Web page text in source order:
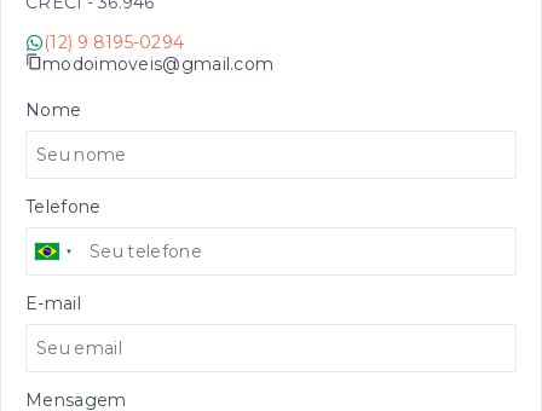
(12) 9 8195-0294
modoimoveis@gmail.com
Nome
Telefone
E-mail
Mensagem